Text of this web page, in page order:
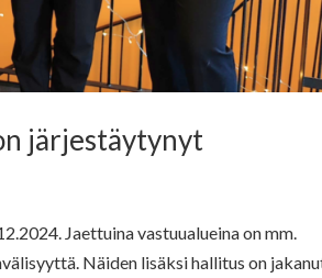
järjestäytynyt
Jaettuina vastuualueina on mm.
Näiden lisäksi hallitus on